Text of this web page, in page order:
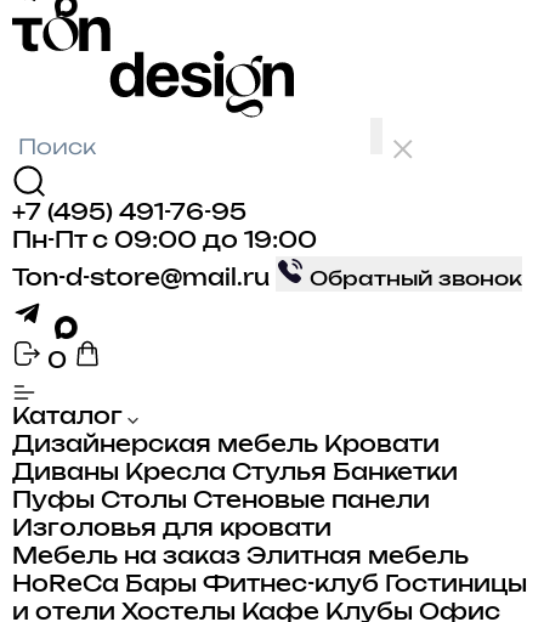
+7 (495) 491-76-95
Пн-Пт с 09:00 до 19:00
Ton-d-store@mail.ru
Обратный звонок
0
Каталог
Дизайнерская мебель Кровати
Диваны Кресла Стулья Банкетки
Пуфы Столы Стеновые панели
Изголовья для кровати
Мебель на заказ Элитная мебель
HoReCa Бары Фитнес-клуб
Гостиницы
и отели Хостелы Кафе Клубы Офис